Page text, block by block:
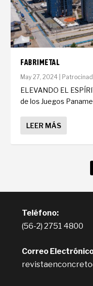
FABRIMETAL
May 27, 2024
ELEVANDO EL
de los Juegos
LEER MÁS
Teléfono:
(56-2) 2751 4800
Correo